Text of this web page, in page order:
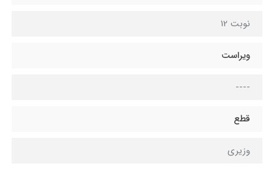
نوبت 12
ویراست
----
قطع
وزیری